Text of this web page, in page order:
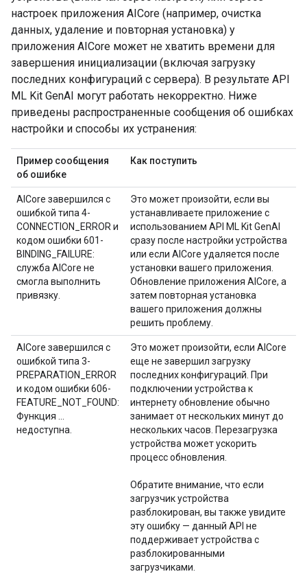
настроек приложения AICore (например, очистка
данных, удаление и повторная установка) у
приложения AICore может не хватить времени для
завершения инициализации (включая загрузку
последних конфигураций с сервера). В результате API
ML Kit GenAI могут работать некорректно. Ниже
приведены распространенные сообщения об ошибках
настройки и способы их устранения:
Пример сообщения
об ошибке
Как поступить
AICore завершился с
ошибкой типа 4-
CONNECTION_ERROR и
кодом ошибки 601-
BINDING_FAILURE:
служба AICore не
смогла выполнить
привязку.
Это может произойти, если вы
устанавливаете приложение с
использованием API ML Kit GenAI
сразу после настройки устройства
или если AICore удаляется после
установки вашего приложения.
Обновление приложения AICore, а
затем повторная установка
вашего приложения должны
решить проблему.
AICore завершился с
ошибкой типа 3-
PREPARATION_ERROR
и кодом ошибки 606-
FEATURE_NOT_FOUND:
Функция ...
недоступна.
Это может произойти, если AICore
еще не завершил загрузку
последних конфигураций. При
подключении устройства к
интернету обновление обычно
занимает от нескольких минут до
нескольких часов. Перезагрузка
устройства может ускорить
процесс обновления.
Обратите внимание, что если
загрузчик устройства
разблокирован, вы также увидите
эту ошибку — данный API не
поддерживает устройства с
разблокированными
загрузчиками.